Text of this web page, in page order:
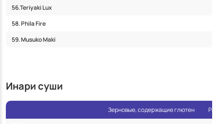
56.Teriyaki Lux
58. Phila Fire
59. Musuko Maki
Инари суши
Зерновые, содержащие глютен